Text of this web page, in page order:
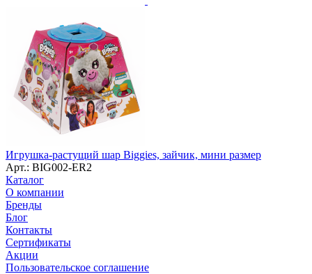
Игрушка-растущий шар Biggies, зайчик, мини размер
Арт.: BIG002-ER2
Каталог
О компании
Бренды
Блог
Контакты
Сертификаты
Акции
Пользовательское соглашение